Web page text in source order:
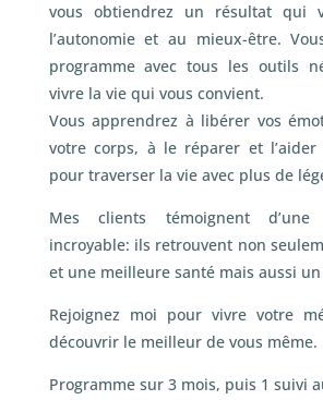
vous obtiendrez un résultat qui
l’autonomie et au mieux-être.
programme avec tous les outils
vivre la vie qui vous convient.
Vous apprendrez à libérer vos
votre corps, à le réparer et
pour traverser la vie avec plus de
Mes clients témoignent d’une
incroyable: ils retrouvent non
et une meilleure santé mais aussi
Rejoignez moi pour vivre votre
découvrir le meilleur de vous même.
Programme sur 3 mois, puis 1 suivi